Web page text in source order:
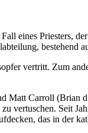
eines Priesters,
vertritt. Zum
Carroll (Brian
Seit
das in der